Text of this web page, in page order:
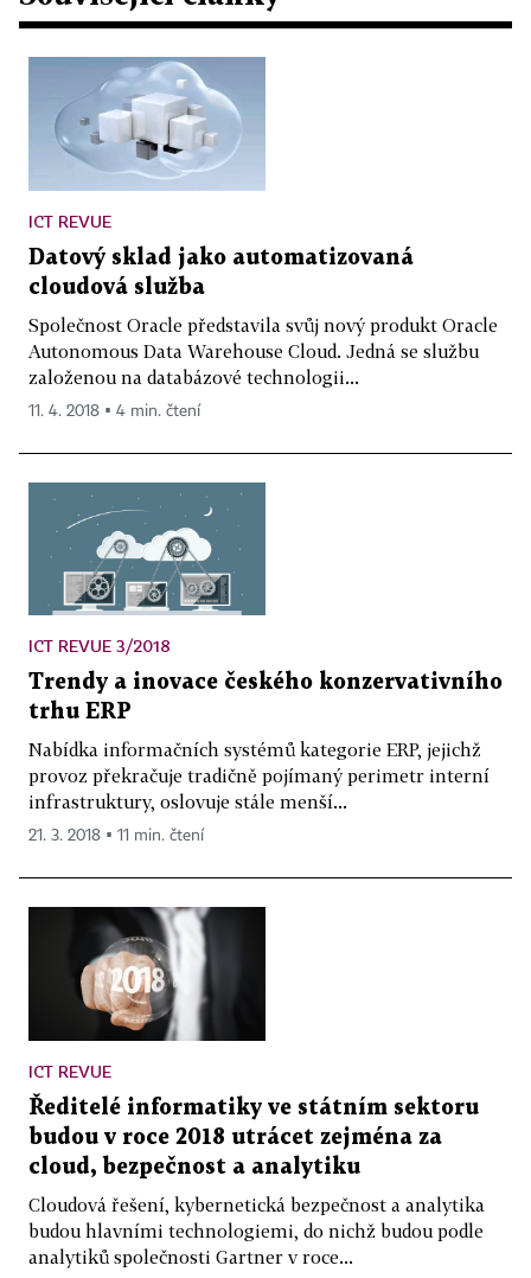
ICT REVUE
Datový sklad jako automatizovaná
cloudová služba
Společnost Oracle představila svůj nový produkt Oracle
Autonomous Data Warehouse Cloud. Jedná se službu
založenou na databázové technologii...
11. 4. 2018 ▪ 4 min. čtení
ICT REVUE 3/2018
Trendy a inovace českého konzervativního
trhu ERP
Nabídka informačních systémů kategorie ERP, jejichž
provoz překračuje tradičně pojímaný perimetr interní
infrastruktury, oslovuje stále menší...
21. 3. 2018 ▪ 11 min. čtení
ICT REVUE
Ředitelé informatiky ve státním sektoru
budou v roce 2018 utrácet zejména za
cloud, bezpečnost a analytiku
Cloudová řešení, kybernetická bezpečnost a analytika
budou hlavními technologiemi, do nichž budou podle
analytiků společnosti Gartner v roce...